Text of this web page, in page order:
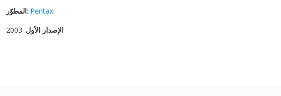
المطوّر: Pentax
الإصدار الأول: 2003